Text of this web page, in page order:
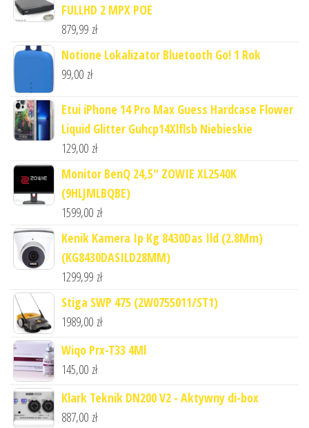
FULLHD 2 MPX POE
879,99 zł
Notione Lokalizator Bluetooth Go! 1 Rok
99,00 zł
Etui iPhone 14 Pro Max Guess Hardcase Flower
Liquid Glitter Guhcp14Xlflsb Niebieskie
129,00 zł
Monitor BenQ 24,5" ZOWIE XL2540K
(9HLJMLBQBE)
1599,00 zł
Kenik Kamera Ip Kg 8430Das Ild (2.8Mm)
(KG8430DASILD28MM)
1299,99 zł
Stiga SWP 475 (2W0755011/ST1)
1989,00 zł
Wiqo Prx-T33 4Ml
145,00 zł
Klark Teknik DN200 V2 - Aktywny di-box
887,00 zł